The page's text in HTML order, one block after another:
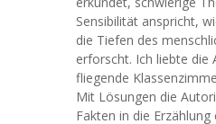
Sensibilität anspricht,
die Tiefen des
erforscht. Ich liebte die
fliegende
Mit Lösungen die
Fakten in die